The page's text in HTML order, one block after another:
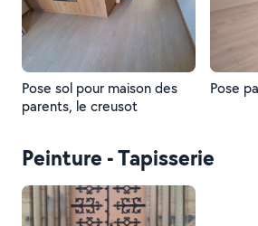
Pose sol pour maison des
parents, le creusot
Pose
Peinture - Tapisserie